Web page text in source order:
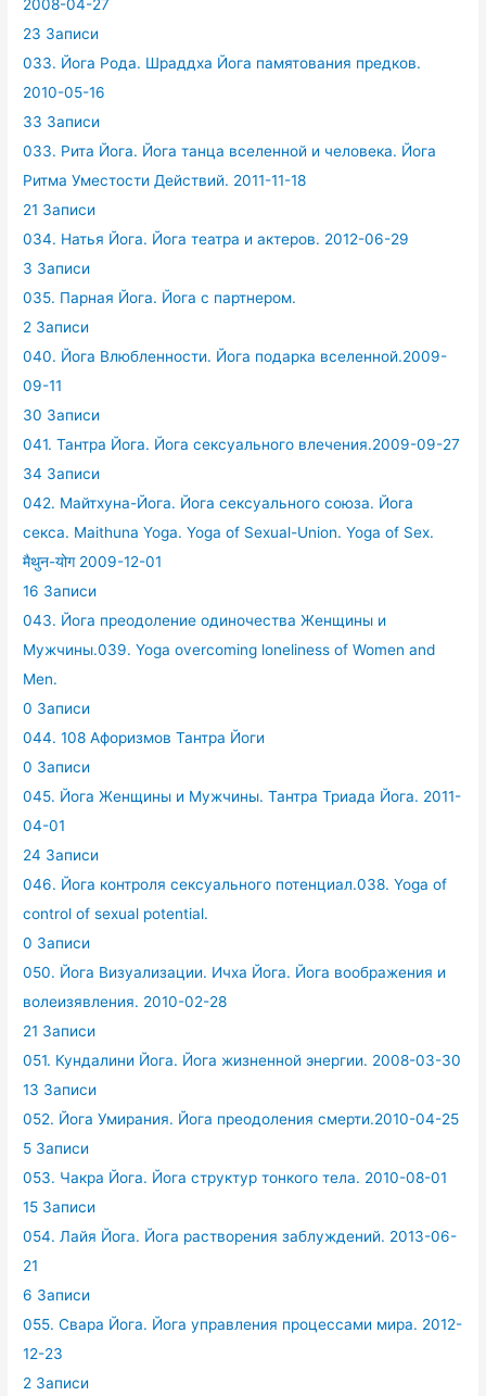
2008-04-27
23 Записи
033. Йога Рода. Шраддха Йога памятования предков.
2010-05-16
33 Записи
033. Рита Йога. Йога танца вселенной и человека. Йога
Ритма Уместости Действий. 2011-11-18
21 Записи
034. Натья Йога. Йога театра и актеров. 2012-06-29
3 Записи
035. Парная Йога. Йога с партнером.
2 Записи
040. Йога Влюбленности. Йога подарка вселенной.2009-
09-11
30 Записи
041. Тантра Йога. Йога сексуального влечения.2009-09-27
34 Записи
042. Майтхуна-Йога. Йога сексуального союза. Йога
секса. Maithuna Yoga. Yoga of Sexual-Union. Yoga of Sex.
मैथुन-योग 2009-12-01
16 Записи
043. Йога преодоление одиночества Женщины и
Мужчины.039. Yoga overcoming loneliness of Women and
Men.
0 Записи
044. 108 Афоризмов Тантра Йоги
0 Записи
045. Йога Женщины и Мужчины. Тантра Триада Йога. 2011-
04-01
24 Записи
046. Йога контроля сексуального потенциал.038. Yoga of
control of sexual potential.
0 Записи
050. Йога Визуализации. Ичха Йога. Йога воображения и
волеизявления. 2010-02-28
21 Записи
051. Кундалини Йога. Йога жизненной энергии. 2008-03-30
13 Записи
052. Йога Умирания. Йога преодоления смерти.2010-04-25
5 Записи
053. Чакра Йога. Йога структур тонкого тела. 2010-08-01
15 Записи
054. Лайя Йога. Йога растворения заблуждений. 2013-06-
21
6 Записи
055. Свара Йога. Йога управления процессами мира. 2012-
12-23
2 Записи